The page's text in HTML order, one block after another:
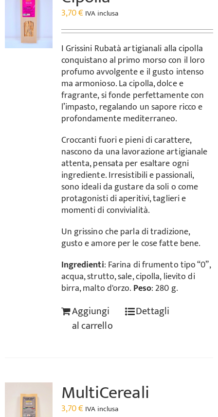
3,70€ IVA inclusa
I Grissini Rubatà artigianali alla cipolla
conquistano al primo morso con il loro
profumo avvolgente e il gusto intenso
ma armonioso. La cipolla, dolce e
fragrante, si fonde perfettamente con
l’impasto, regalando un sapore ricco e
profondamente mediterraneo.
Croccanti fuori e pieni di carattere,
nascono da una lavorazione artigianale
attenta, pensata per esaltare ogni
ingrediente. Irresistibili e passionali,
sono ideali da gustare da soli o come
protagonisti di aperitivi, taglieri e
momenti di convivialità.
Un grissino che parla di tradizione,
gusto e amore per le cose fatte bene.
Ingredienti: Farina di frumento tipo “0”,
acqua, strutto, sale, cipolla, lievito di
birra, malto d'orzo. Peso: 280 g.
Aggiungi
al carrello
Dettagli
MultiCereali
3,70€ IVA inclusa